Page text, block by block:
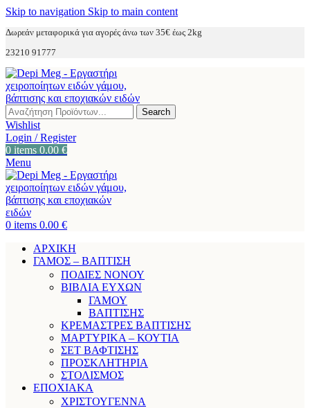
Skip to navigation Skip to main content
Δωρεάν μεταφορικά για αγορές άνω των 35€ έως 2kg
23210 91777
Search
Wishlist
Login / Register
0 items 0.00 €
Menu
0 items 0.00 €
ΑΡΧΙΚΗ
ΓΑΜΟΣ – ΒΑΠΤΙΣΗ
ΠΟΔΙΕΣ ΝΟΝΟΥ
ΒΙΒΛΙΑ ΕΥΧΩΝ
ΓΑΜΟΥ
ΒΑΠΤΙΣΗΣ
ΚΡΕΜΑΣΤΡΕΣ ΒΑΠΤΙΣΗΣ
ΜΑΡΤΥΡΙΚΑ – ΚΟΥΤΙΑ
ΣΕΤ ΒΑΦΤΙΣΗΣ
ΠΡΟΣΚΛΗΤΗΡΙΑ
ΣΤΟΛΙΣΜΟΣ
ΕΠΟΧΙΑΚΑ
ΧΡΙΣΤΟΥΓΕΝΝΑ